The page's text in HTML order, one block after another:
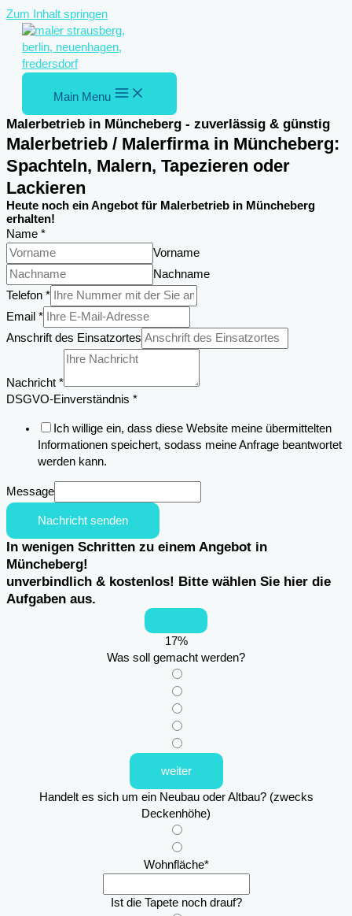
Zum Inhalt springen
Main Menu
Malerbetrieb in Müncheberg - zuverlässig & günstig
Malerbetrieb / Malerfirma in Müncheberg:
Spachteln, Malern, Tapezieren oder
Lackieren
Heute noch ein Angebot für Malerbetrieb in Müncheberg
erhalten!
Name *
Vorname
Nachname
Telefon *
Email *
Anschrift des Einsatzortes
Name
Nachricht *
DSGVO-Einverständnis *
Ich willige ein, dass diese Website meine übermittelten
Informationen speichert, sodass meine Anfrage beantwortet
werden kann.
Message
Nachricht senden
In wenigen Schritten zu einem Angebot in
Müncheberg!
unverbindlich & kostenlos! Bitte wählen Sie hier die
Aufgaben aus.
17%
Was soll gemacht werden?
weiter
Handelt es sich um ein Neubau oder Altbau? (zwecks
Deckenhöhe)
Wohnfläche*
Ist die Tapete noch drauf?